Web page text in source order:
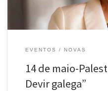
EVENTOS NOVAS
14 de maio-
Devir galega”